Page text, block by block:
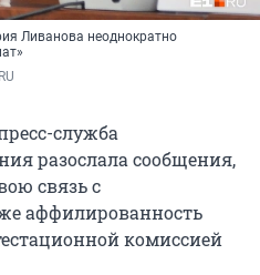
Ливанова неоднократно
служба
разослала сообщения,
связь с
аффилированность
комиссией